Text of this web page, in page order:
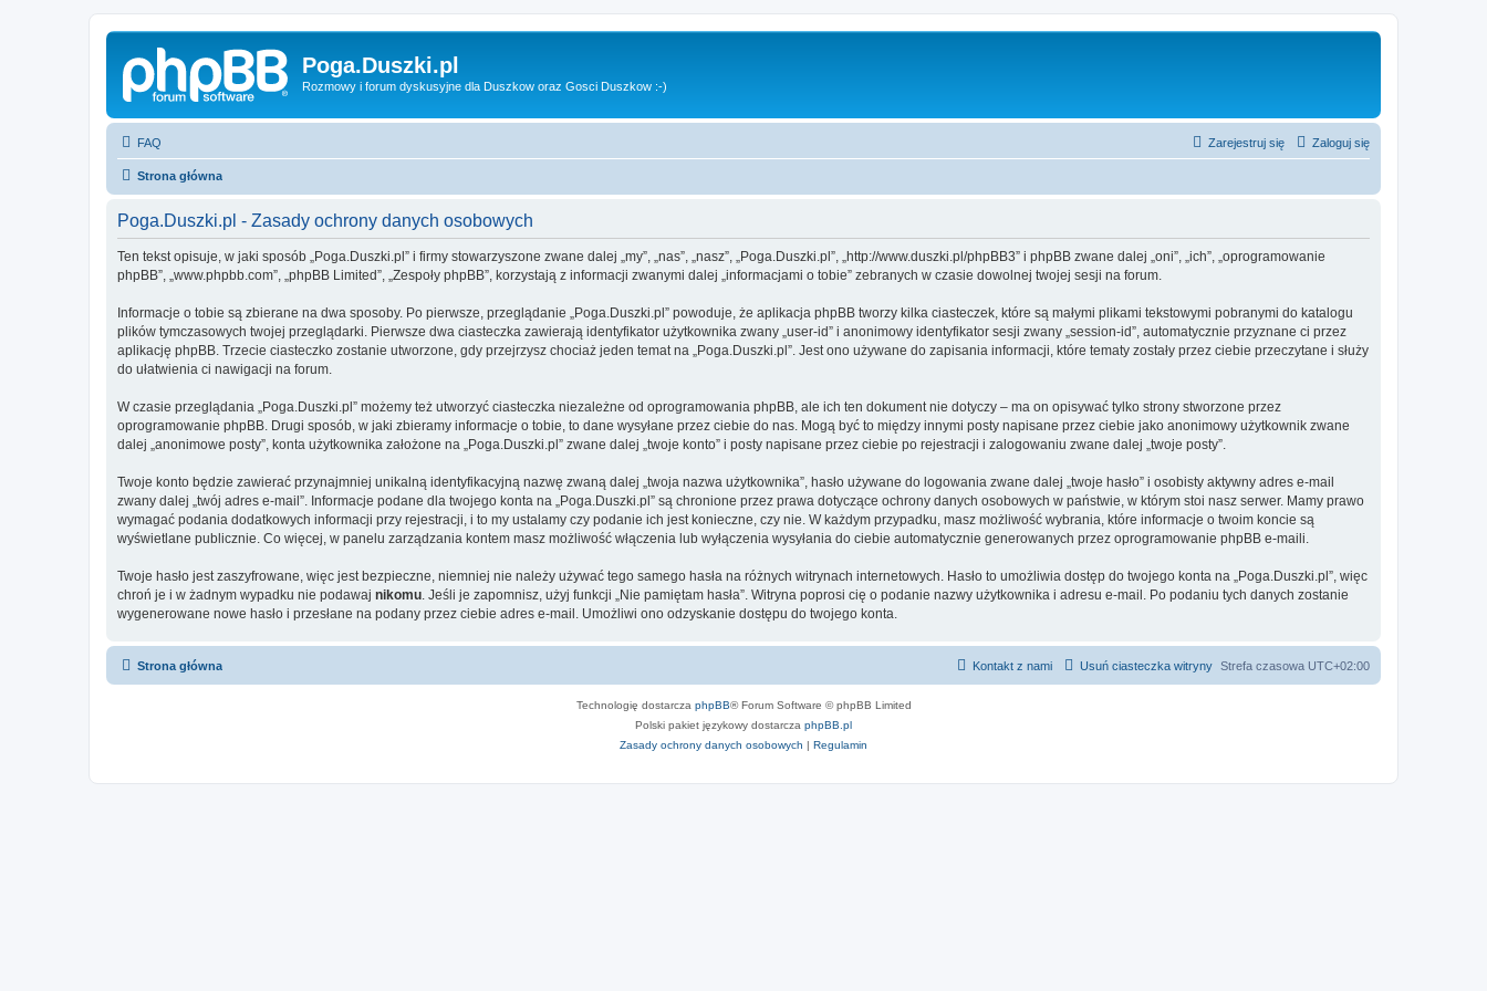
Poga.Duszki.pl
Rozmowy i forum dyskusyjne dla Duszkow oraz Gosci Duszkow :-)
FAQ Zaloguj się
Zarejestruj się
Strona główna
Poga.Duszki.pl - Zasady ochrony danych osobowych
Ten tekst opisuje, w jaki sposób „Poga.Duszki.pl” i firmy stowarzyszone zwane dalej „my”, „nas”, „nasz”, „Poga.Duszki.pl”, „http://www.duszki.pl/phpBB3” i phpBB zwane dalej „oni”, „ich”, „oprogramowanie
phpBB”, „www.phpbb.com”, „phpBB Limited”, „Zespoły phpBB”, korzystają z informacji zwanymi dalej „informacjami o tobie” zebranych w czasie dowolnej twojej sesji na forum.
Informacje o tobie są zbierane na dwa sposoby. Po pierwsze, przeglądanie „Poga.Duszki.pl” powoduje, że aplikacja phpBB tworzy kilka ciasteczek, które są małymi plikami tekstowymi pobranymi do katalogu
plików tymczasowych twojej przeglądarki. Pierwsze dwa ciasteczka zawierają identyfikator użytkownika zwany „user-id” i anonimowy identyfikator sesji zwany „session-id”, automatycznie przyznane ci przez
aplikację phpBB. Trzecie ciasteczko zostanie utworzone, gdy przejrzysz chociaż jeden temat na „Poga.Duszki.pl”. Jest ono używane do zapisania informacji, które tematy zostały przez ciebie przeczytane i służy
do ułatwienia ci nawigacji na forum.
W czasie przeglądania „Poga.Duszki.pl” możemy też utworzyć ciasteczka niezależne od oprogramowania phpBB, ale ich ten dokument nie dotyczy – ma on opisywać tylko strony stworzone przez
oprogramowanie phpBB. Drugi sposób, w jaki zbieramy informacje o tobie, to dane wysyłane przez ciebie do nas. Mogą być to między innymi posty napisane przez ciebie jako anonimowy użytkownik zwane
dalej „anonimowe posty”, konta użytkownika założone na „Poga.Duszki.pl” zwane dalej „twoje konto” i posty napisane przez ciebie po rejestracji i zalogowaniu zwane dalej „twoje posty”.
Twoje konto będzie zawierać przynajmniej unikalną identyfikacyjną nazwę zwaną dalej „twoja nazwa użytkownika”, hasło używane do logowania zwane dalej „twoje hasło” i osobisty aktywny adres e-mail
zwany dalej „twój adres e-mail”. Informacje podane dla twojego konta na „Poga.Duszki.pl” są chronione przez prawa dotyczące ochrony danych osobowych w państwie, w którym stoi nasz serwer. Mamy prawo
wymagać podania dodatkowych informacji przy rejestracji, i to my ustalamy czy podanie ich jest konieczne, czy nie. W każdym przypadku, masz możliwość wybrania, które informacje o twoim koncie są
wyświetlane publicznie. Co więcej, w panelu zarządzania kontem masz możliwość włączenia lub wyłączenia wysyłania do ciebie automatycznie generowanych przez oprogramowanie phpBB e-maili.
Twoje hasło jest zaszyfrowane, więc jest bezpieczne, niemniej nie należy używać tego samego hasła na różnych witrynach internetowych. Hasło to umożliwia dostęp do twojego konta na „Poga.Duszki.pl”, więc
chroń je i w żadnym wypadku nie podawaj nikomu . Jeśli je zapomnisz, użyj funkcji „Nie pamiętam hasła”. Witryna poprosi cię o podanie nazwy użytkownika i adresu e-mail. Po podaniu tych danych zostanie
wygenerowane nowe hasło i przesłane na podany przez ciebie adres e-mail. Umożliwi ono odzyskanie dostępu do twojego konta.
Strona główna Strefa czasowa UTC+02:00
Usuń ciasteczka witryny
Kontakt z nami
Technologię dostarcza phpBB® Forum Software © phpBB Limited
Polski pakiet językowy dostarcza phpBB.pl
Zasady ochrony danych osobowych | Regulamin